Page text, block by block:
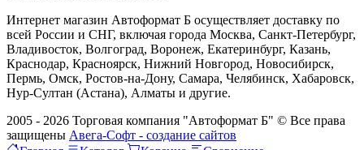
Интернет магазин Автоформат Б осуществляет доставку по
всей России и СНГ, включая города Москва, Санкт-Петербург,
Владивосток, Волгоград, Воронеж, Екатеринбург, Казань,
Краснодар, Красноярск, Нижний Новгород, Новосибирск,
Пермь, Омск, Ростов-на-Дону, Самара, Челябинск, Хабаровск,
Нур-Султан (Астана), Алматы и другие.
2005 - 2026 Торговая компания "Автоформат Б" © Все права
защищены Авега-Софт - создание сайтов